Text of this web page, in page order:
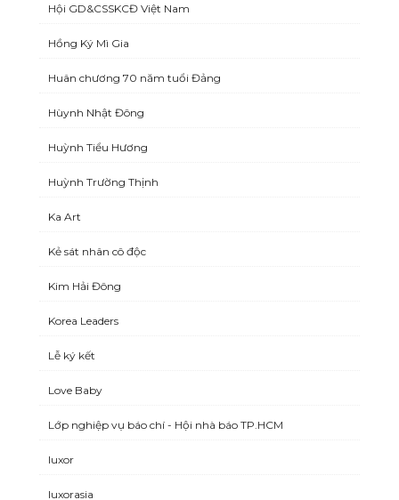
Hội GD&CSSKCĐ Việt Nam
Hồng Ký Mì Gia
Huân chương 70 năm tuổi Đảng
Hùynh Nhật Đông
Huỳnh Tiểu Hương
Huỳnh Trường Thịnh
Ka Art
Kẻ sát nhân cô độc
Kim Hải Đông
Korea Leaders
Lễ ký kết
Love Baby
Lớp nghiệp vụ báo chí - Hội nhà báo TP.HCM
luxor
luxorasia